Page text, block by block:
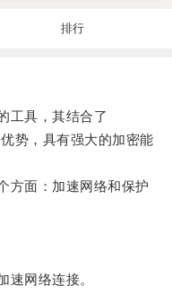
排行
具，其结合了
势，具有强大的加密能
面：加速网络和保护
网络连接。